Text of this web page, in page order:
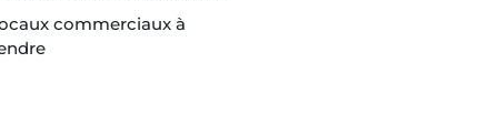
commerciaux à